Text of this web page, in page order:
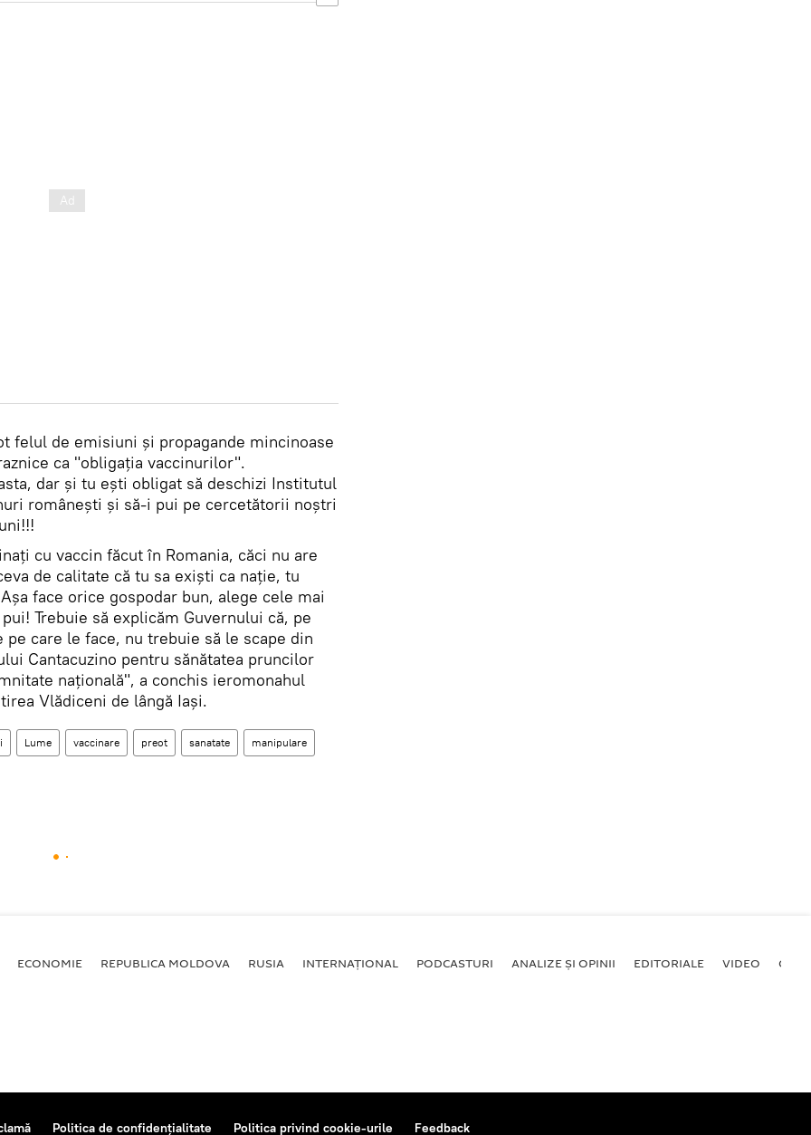
felul de emisiuni și propagande mincinoase
ca "obligația vaccinurilor".
dar și tu ești obligat să deschizi Institutul
românești și să-i pui pe cercetătorii noștri
cu vaccin făcut în Romania, căci nu are
de calitate că tu sa exiști ca nație, tu
face orice gospodar bun, alege cele mai
Trebuie să explicăm Guvernului că, pe
care le face, nu trebuie să le scape din
Cantacuzino pentru sănătatea pruncilor
națională", a conchis ieromonahul
Vlădiceni de lângă Iași.
Lume vaccinare preot sanatate manipulare
ECONOMIE REPUBLICA MOLDOVA RUSIA INTERNAȚIONAL PODCASTURI ANALIZE ȘI OPINII EDITORIALE VIDEO
Politica de confidențialitate Politica privind cookie-urile Feedback